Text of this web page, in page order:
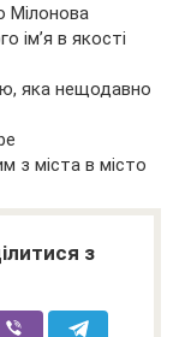
Мілонова
ім’я в якості
яка нещодавно
з міста в місто
з